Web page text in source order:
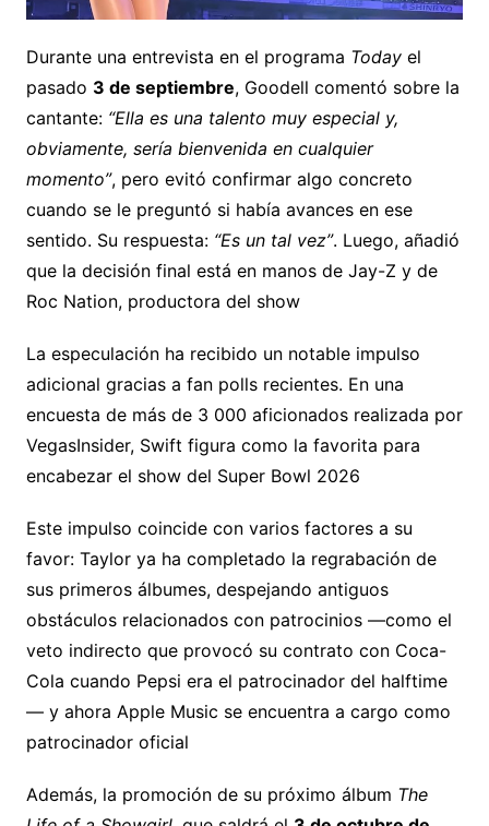
Durante una entrevista en el programa Todayel
pasado 3 de septiembre, Goodell comentó sobre la
cantante: “Ella es una talento muy especial y,
obviamente, sería bienvenida en cualquier
momento”, pero evitó confirmar algo concreto
cuando se le preguntó si había avances en ese
sentido. Su respuesta: “Es un tal vez”. Luego, añadió
que la decisión final está en manos de Jay-Z y de
Roc Nation, productora del show
La especulación ha recibido un notable impulso
adicional gracias a fan polls recientes. En una
encuesta de más de 3 000 aficionados realizada por
VegasInsider, Swift figura como la favorita para
encabezar el show del Super Bowl 2026
Este impulso coincide con varios factores a su
favor: Taylor ya ha completado la regrabación de
sus primeros álbumes, despejando antiguos
obstáculos relacionados con patrocinios —como el
veto indirecto que provocó su contrato con Coca-
Cola cuando Pepsi era el patrocinador del halftime
— y ahora Apple Music se encuentra a cargo como
patrocinador oficial
Además, la promoción de su próximo álbum The